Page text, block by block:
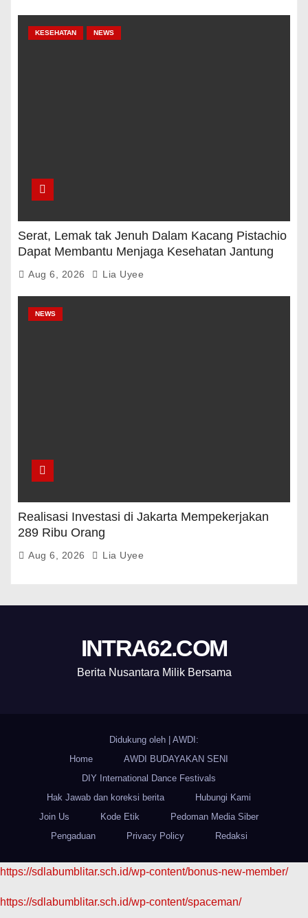
KESEHATAN NEWS
Serat, Lemak tak Jenuh Dalam Kacang Pistachio
Dapat Membantu Menjaga Kesehatan Jantung
Dan Gula Darah
Aug 6, 2026 Lia Uyee
NEWS
Realisasi Investasi di Jakarta Mempekerjakan
289 Ribu Orang
Aug 6, 2026 Lia Uyee
INTRA62.COM
Berita Nusantara Milik Bersama
Didukung oleh
AWDI:
Home
AWDI BUDAYAKAN SENI
DIY International Dance Festivals
Hak Jawab dan koreksi berita
Hubungi Kami
Join Us
Kode Etik
Pedoman Media Siber
Pengaduan
Privacy Policy Redaksi
https://sdlabumblitar.sch.id/wp-content/bonus-new-member/
https://sdlabumblitar.sch.id/wp-content/spaceman/